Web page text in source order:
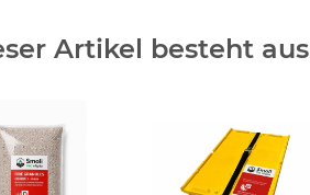
Artikel besteht aus